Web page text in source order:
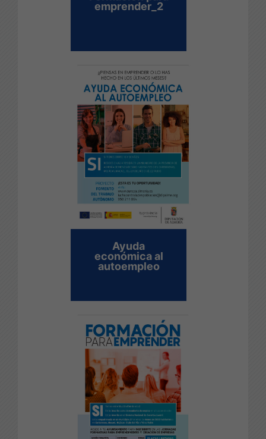
emprender_2
Ayuda
económica al
autoempleo